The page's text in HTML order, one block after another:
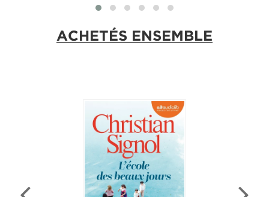
ACHETÉS ENSEMBLE